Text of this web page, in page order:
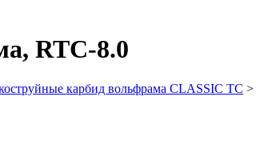
RTC-8.0
карбид вольфрама CLASSIC TC >